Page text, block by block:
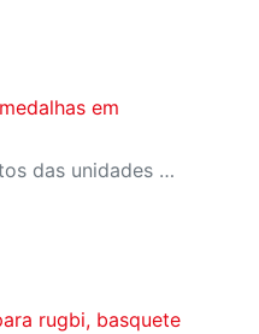
em
Competição reuniu jovens talentos das unidades do SESI de São José dos Campos, Guarulhos e AE Carvalho, da capital
rugbi, basquete